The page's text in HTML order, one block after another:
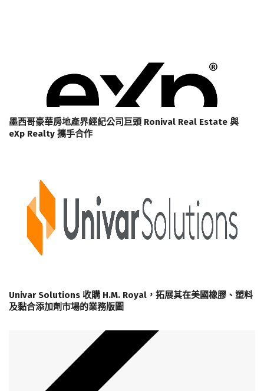
墨西哥豪華房地產界經紀公司巨頭 Ronival Real Estate 與
eXp Realty 攜手合作
Univar Solutions 收購 H.M. Royal，拓展其在美國橡膠、塑料
及黏合添加劑市場的業務版圖